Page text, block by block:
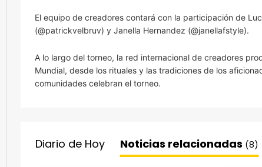
El equipo de creadores contará con la participación de
(@patrickvelbruv) y Janella Hernandez (@janellafstyle).
A lo largo del torneo, la red internacional de creadores
Mundial, desde los rituales y las tradiciones de los
comunidades celebran el torneo.
Diario de Hoy Noticias relacionadas (8)